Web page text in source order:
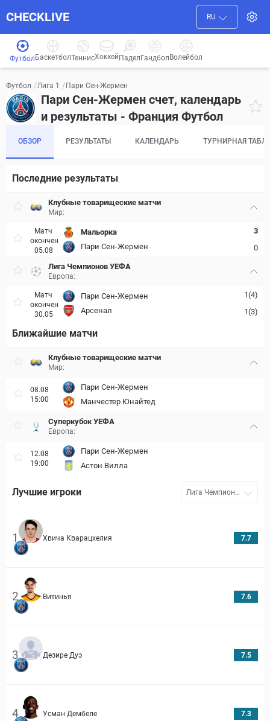
CHECKLIVE RU
Футбол БаскетболТеннисХоккей ПаделГандбол Волейбол
Футбол /Лига 1 /Пари Сен-Жермен
Пари Сен-Жермен счет, календарь
и результаты - Франция Футбол
ОБЗОР РЕЗУЛЬТАТЫ КАЛЕНДАРЬ ТУРНИРНАЯ
Последние результаты
Мир:
Клубные товарищеские матчи
Матч
окончен
05.08
Мальорка
Пари Сен-Жермен
3
0
Европа:
Лига Чемпионов УЕФА
Матч
окончен
30.05
Пари Сен-Жермен
Арсенал
1(4)
1(3)
Ближайшие матчи
Мир:
Клубные товарищеские матчи
08.08
15:00
Пари Сен-Жермен
Манчестер Юнайтед
Европа:
Суперкубок УЕФА
12.08
19:00
Пари Сен-Жермен
Астон Вилла
Лучшие игроки
Лига Чемпионо
1 Хвича Кварацхелия 7.7
2 Витинья 7.6
3 Дезире Дуэ 7.5
4 Усман Дембеле 7.3